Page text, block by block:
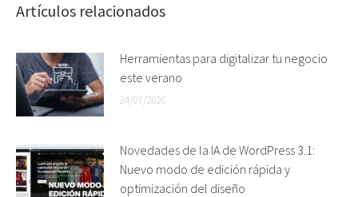
Artículos relacionados
Herramientas para digitalizar tu negocio
este verano
24/07/2026
Novedades de la IA de WordPress 3.1:
Nuevo modo de edición rápida y
optimización del diseño